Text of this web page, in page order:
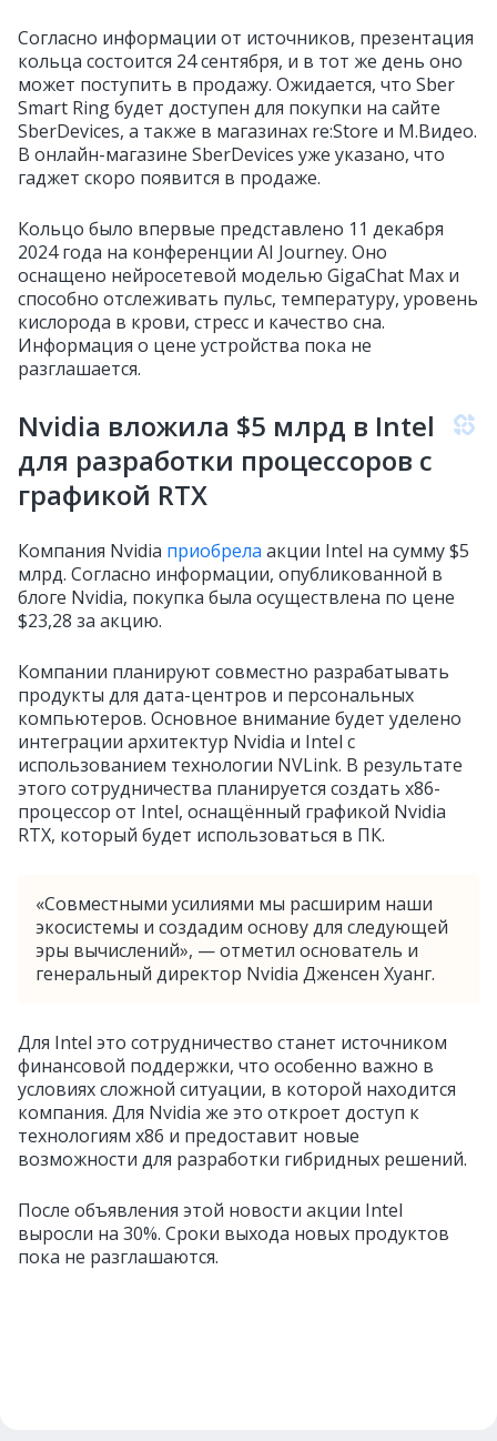
Согласно информации от источников, презентация
кольца состоится 24 сентября, и в тот же день оно
может поступить в продажу. Ожидается, что Sber
Smart Ring будет доступен для покупки на сайте
SberDevices, а также в магазинах re:Store и М.Видео.
В онлайн-магазине SberDevices уже указано, что
гаджет скоро появится в продаже.
Кольцо было впервые представлено 11 декабря
2024 года на конференции AI Journey. Оно
оснащено нейросетевой моделью GigaChat Max и
способно отслеживать пульс, температуру, уровень
кислорода в крови, стресс и качество сна.
Информация о цене устройства пока не
разглашается.
Nvidia вложила $5 млрд в Intel
для разработки процессоров с
графикой RTX
Компания Nvidia приобрела акции Intel на сумму $5
млрд. Согласно информации, опубликованной в
блоге Nvidia, покупка была осуществлена по цене
$23,28 за акцию.
Компании планируют совместно разрабатывать
продукты для дата-центров и персональных
компьютеров. Основное внимание будет уделено
интеграции архитектур Nvidia и Intel с
использованием технологии NVLink. В результате
этого сотрудничества планируется создать x86-
процессор от Intel, оснащённый графикой Nvidia
RTX, который будет использоваться в ПК.
«Совместными усилиями мы расширим наши
экосистемы и создадим основу для следующей
эры вычислений», — отметил основатель и
генеральный директор Nvidia Дженсен Хуанг.
Для Intel это сотрудничество станет источником
финансовой поддержки, что особенно важно в
условиях сложной ситуации, в которой находится
компания. Для Nvidia же это откроет доступ к
технологиям x86 и предоставит новые
возможности для разработки гибридных решений.
После объявления этой новости акции Intel
выросли на 30%. Сроки выхода новых продуктов
пока не разглашаются.